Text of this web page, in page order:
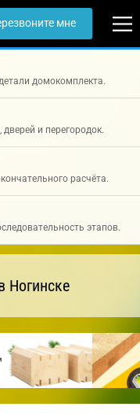
мне
домокомплекта.
и перегородок.
расчёта.
этапов.
Ногинске